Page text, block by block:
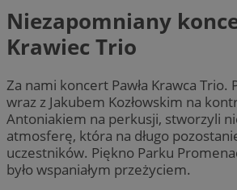
Niezapomniany
Krawiec Trio
Za nami koncert Pawła Krawca Trio.
wraz z Jakubem Kozłowskim na
Antoniakiem na perkusji, stworzyli
atmosferę, która na długo
uczestników. Piękno Parku
było wspaniałym przeżyciem.